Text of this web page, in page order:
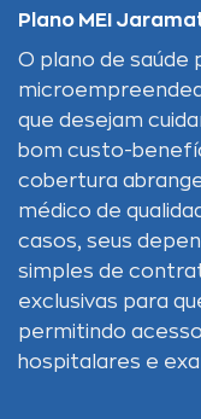
Plano MEI
O plano de saúde
que desejam
bom custo-
cobertura
médico de
casos, seus
simples de
exclusivas para
permitindo
hospitalares e